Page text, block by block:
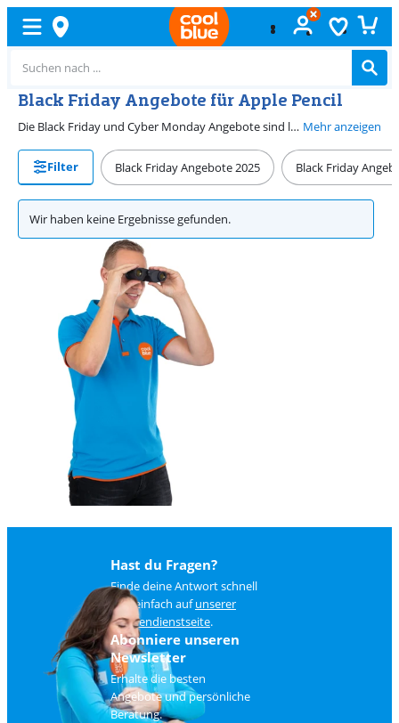
Black Friday Angebote für Apple Pencil
Die Black Friday und Cyber Monday Angebote sind leider vorbei, aber das bedeutet nicht, dass die Angebote aufhören. Auf unserer Apple Pencil Angebotsseite findest du das ganze Jahr über günstige Preise, sodass du immer das beste Zubehör für dein iPad ergattern kannst. Mehr anzeigen
Filter Black Friday Angebote 2025 Black Friday
Wir haben keine Ergebnisse gefunden.
Hast du Fragen?
Finde deine Antwort schnell
und einfach aufunserer
Kundendienstseite.
Abonniere unseren
Newsletter
Erhalte die besten
Angebote und persönliche
Beratung.